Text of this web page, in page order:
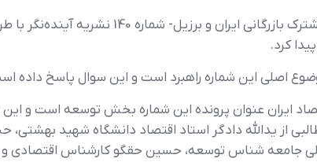
به گزارش اتاق مشترک
کرد.
اصلی این شماره راهبرد است و این سوال پاسخ داده است
ایران عنوان پرونده این شماره بخش توسعه است و
از یدالله دادگر استاد اقتصاد دانشگاه شهید
جامعه شناس توسعه، حسین حقگو کارشناس